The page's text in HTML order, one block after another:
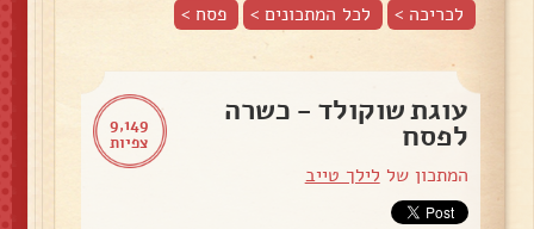
לכריכה > לכל המתכונים > פסח >
9,149
צפיות
עוגת שוקולד - כשרה
לפסח
המתכון של לילך טייב